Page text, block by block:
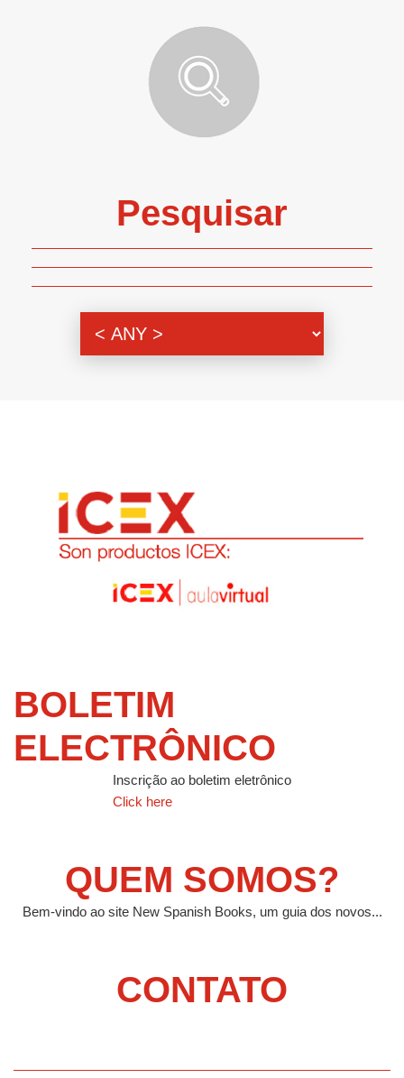
Pesquisar
BOLETIM
ELECTRÔNICO
Inscrição ao boletim eletrônico
Click here
QUEM SOMOS?
Bem-vindo ao site New Spanish Books, um guia dos novos...
CONTATO